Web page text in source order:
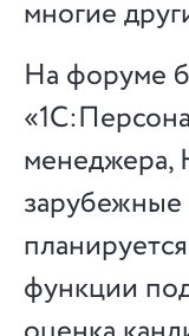
многие
На форуме
менеджера,
функции